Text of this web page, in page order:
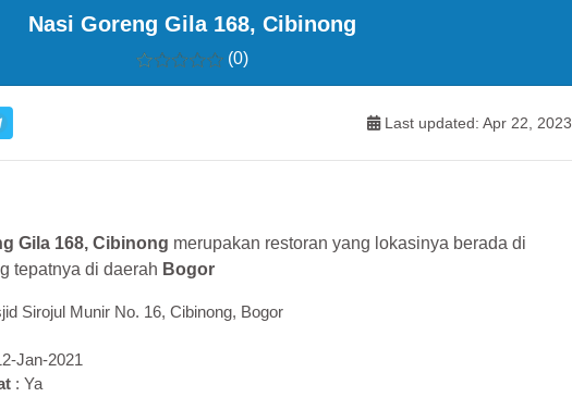
Nasi Goreng Gila 168, Cibinong
(0)
Last updated: Apr 22, 2023
Gila 168, Cibinong merupakan restoran yang lokasinya berada di
tepatnya di daerah Bogor
Sirojul Munir No. 16, Cibinong, Bogor
Jan-2021
: Ya